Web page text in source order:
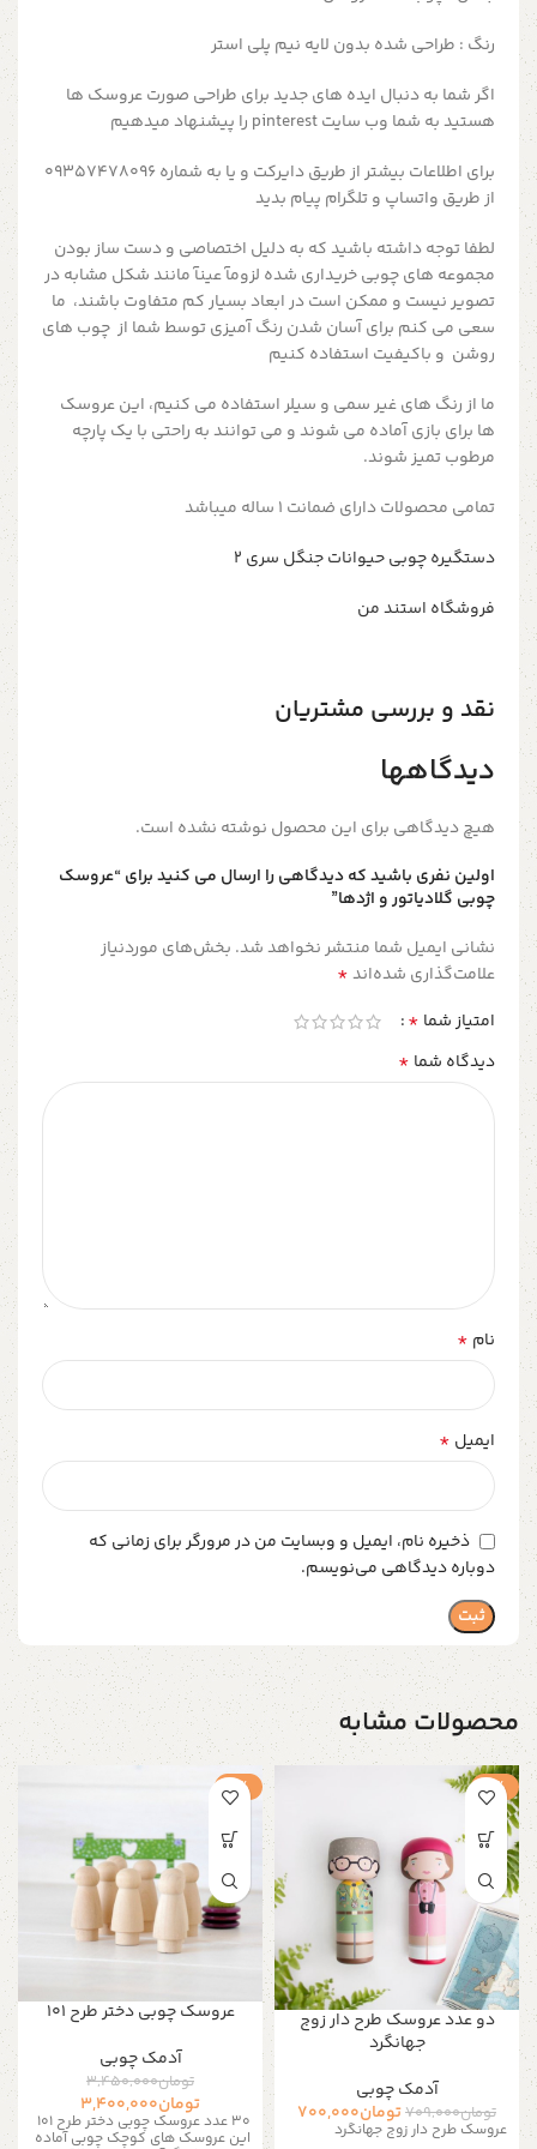
رنگ : طراحی شده بدون لایه نیم پلی استر
اگر شما به دنبال ایده های جدید برای طراحی صورت عروسک ها
هستید به شما وب سایت pinterest را پیشنهاد میدهیم
برای اطلاعات بیشتر از طریق دایرکت و یا به شماره 09357478096
از طریق واتساپ و تلگرام پیام بدید
لطفا توجه داشته باشید که به دلیل اختصاصی و دست ساز بودن
مجموعه های چوبی خریداری شده لزومآ عینآ مانند شکل مشابه در
تصویر نیست و ممکن است در ابعاد بسیار کم متفاوت باشند، ما
سعی می کنم برای آسان شدن رنگ آمیزی توسط شما از چوب های
روشن و باکیفیت استفاده کنیم
ما از رنگ های غیر سمی و سیلر استفاده می کنیم، این عروسک
ها برای بازی آماده می شوند و می توانند به راحتی با یک پارچه
مرطوب تمیز شوند.
تمامی محصولات دارای ضمانت ۱ ساله میباشد
دستگیره چوبی حیوانات جنگل سری ۲
فروشگاه استند من
نقد و بررسی مشتریان
دیدگاهها
هیچ دیدگاهی برای این محصول نوشته نشده است.
اولین نفری باشید که دیدگاهی را ارسال می کنید برای “عروسک
چوبی گلادیاتور و اژدها”
نشانی ایمیل شما منتشر نخواهد شد. بخش‌های موردنیاز
علامت‌گذاری شده‌اند*
امتیاز شما *
دیدگاه شما *
نام *
ایمیل *
ذخیره نام، ایمیل و وبسایت من در مرورگر برای زمانی که
دوباره دیدگاهی می‌نویسم.
محصولات مشابه
-1%
دو عدد عروسک طرح دار زوج
جهانگرد
آدمک چوبی
تومان709,000تومان700,000
عروسک طرح دار زوج جهانگرد
-1%
عروسک چوبی دختر طرح 101
آدمک چوبی
تومان3,450,000
تومان3,400,000
30 عدد عروسک چوبی دختر طرح 101
این عروسک های کوچک چوبی آماده